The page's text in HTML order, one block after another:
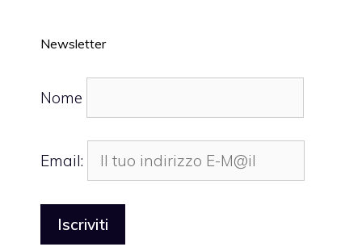
Newsletter
Nome
Email: